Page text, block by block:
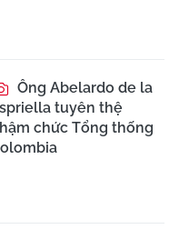
Ông Abelardo de la
tuyên thệ
chức Tổng thống